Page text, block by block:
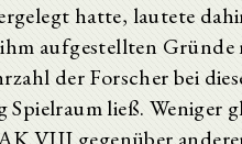
hatte, lautete
aufgestellten
der Forscher bei
Spielraum ließ.